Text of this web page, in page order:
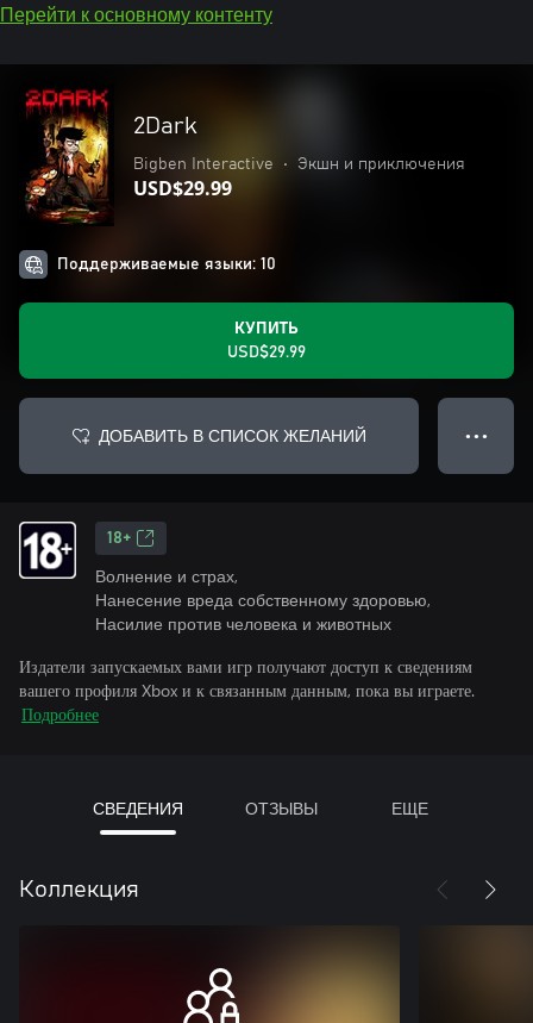
Перейти к основному контенту
2Dark
Bigben Interactive • Экшн и приключения
USD$29.99
Поддерживаемые языки: 10
КУПИТЬ
USD$29.99
ДОБАВИТЬ В СПИСОК ЖЕЛАНИЙ ● ● ●
18+
Волнение и страх,
Нанесение вреда собственному здоровью,
Насилие против человека и животных
Издатели запускаемых вами игр получают доступ к сведениям
вашего профиля Xbox и к связанным данным, пока вы играете.
Подробнее
СВЕДЕНИЯ ОТЗЫВЫ ЕЩЕ
Коллекция